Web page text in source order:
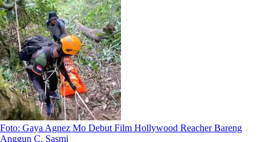
Foto: Gaya Agnez Mo Debut Film Hollywood Reacher Bareng
Anggun C. Sasmi